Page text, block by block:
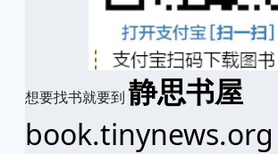
想要找书就要到 静思书屋
book.tinynews.org